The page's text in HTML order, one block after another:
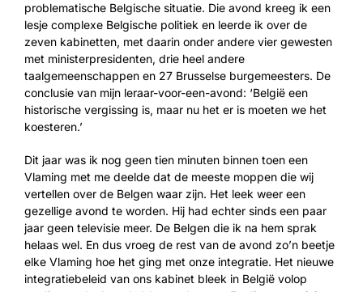
problematische Belgische situatie. Die avond kreeg ik een
lesje complexe Belgische politiek en leerde ik over de
zeven kabinetten, met daarin onder andere vier gewesten
met ministerpresidenten, drie heel andere
taalgemeenschappen en 27 Brusselse burgemeesters. De
conclusie van mijn leraar-voor-een-avond: ‘België een
historische vergissing is, maar nu het er is moeten we het
koesteren.’
Dit jaar was ik nog geen tien minuten binnen toen een
Vlaming met me deelde dat de meeste moppen die wij
vertellen over de Belgen waar zijn. Het leek weer een
gezellige avond te worden. Hij had echter sinds een paar
jaar geen televisie meer. De Belgen die ik na hem sprak
helaas wel. En dus vroeg de rest van de avond zo’n beetje
elke Vlaming hoe het ging met onze integratie. Het nieuwe
integratiebeleid van ons kabinet bleek in België volop